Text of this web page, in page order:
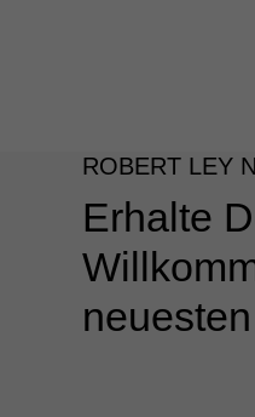
ROBERT LEY
Erhalte